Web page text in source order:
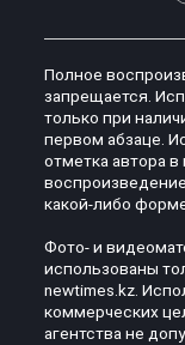
Полное
запрещается.
только при
первом абзаце.
отметка автора
какой-либо
Фото- и
использованы
newtimes.kz.
коммерческих
агентства не